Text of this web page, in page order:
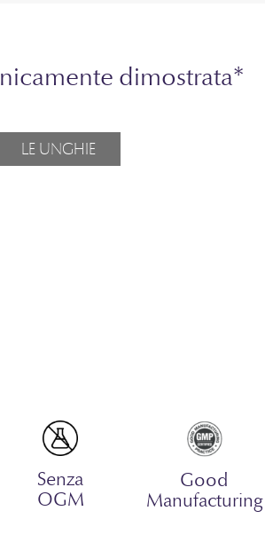
dimostrata*
LE UNGHIE
Senza
OGM
Good
Manufacturing